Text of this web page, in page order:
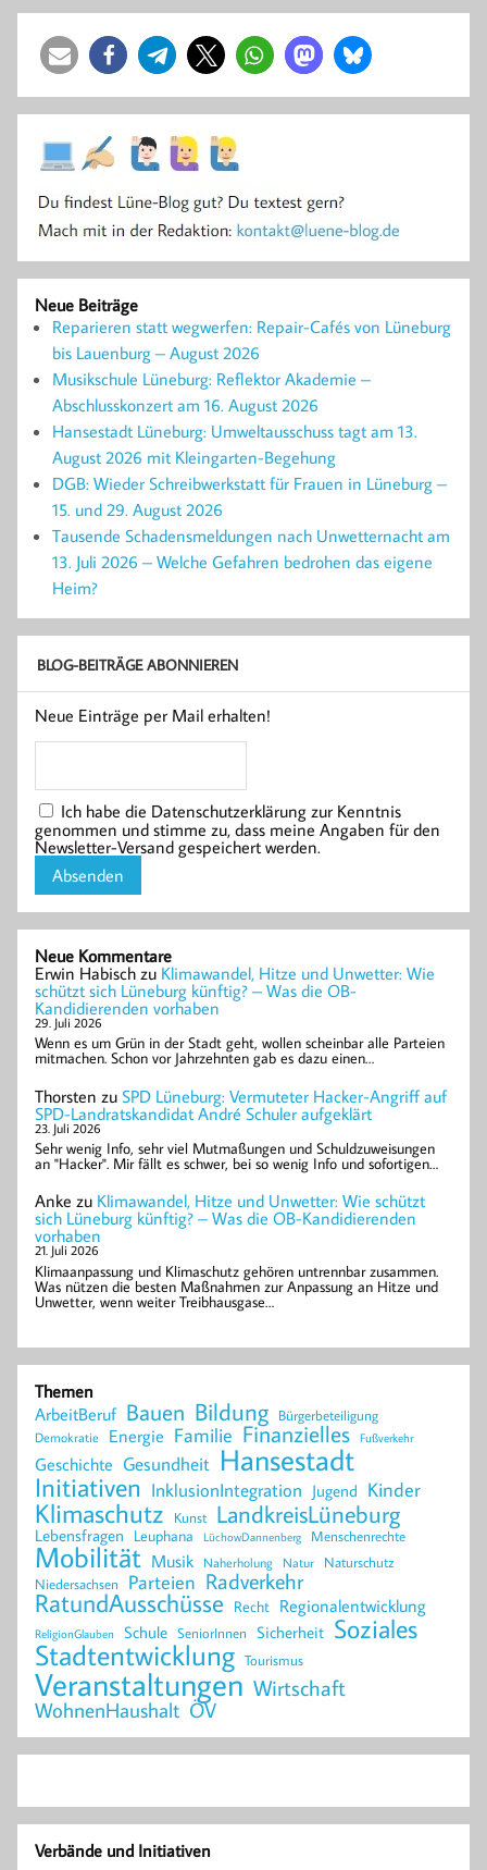
Neue Beiträge
Reparieren statt wegwerfen: Repair-Cafés von Lüneburg
bis Lauenburg – August 2026
Musikschule Lüneburg: Reflektor Akademie –
Abschlusskonzert am 16. August 2026
Hansestadt Lüneburg: Umweltausschuss tagt am 13.
August 2026 mit Kleingarten-Begehung
DGB: Wieder Schreibwerkstatt für Frauen in Lüneburg –
15. und 29. August 2026
Tausende Schadensmeldungen nach Unwetternacht am
13. Juli 2026 – Welche Gefahren bedrohen das eigene
Heim?
BLOG-BEITRÄGE ABONNIEREN
Neue Einträge per Mail erhalten!
Ich habe die Datenschutzerklärung zur Kenntnis
genommen und stimme zu, dass meine Angaben für den
Newsletter-Versand gespeichert werden.
Neue Kommentare
Erwin Habisch zu Klimawandel, Hitze und Unwetter: Wie
schützt sich Lüneburg künftig? – Was die OB-
Kandidierenden vorhaben
29. Juli 2026
Wenn es um Grün in der Stadt geht, wollen scheinbar alle Parteien
mitmachen. Schon vor Jahrzehnten gab es dazu einen…
Thorsten zu SPD Lüneburg: Vermuteter Hacker-Angriff auf
SPD-Landratskandidat André Schuler aufgeklärt
23. Juli 2026
Sehr wenig Info, sehr viel Mutmaßungen und Schuldzuweisungen
an "Hacker". Mir fällt es schwer, bei so wenig Info und sofortigen…
Anke zu Klimawandel, Hitze und Unwetter: Wie schützt
sich Lüneburg künftig? – Was die OB-Kandidierenden
vorhaben
21. Juli 2026
Klimaanpassung und Klimaschutz gehören untrennbar zusammen.
Was nützen die besten Maßnahmen zur Anpassung an Hitze und
Unwetter, wenn weiter Treibhausgase…
Themen
ArbeitBeruf Bauen Bildung Bürgerbeteiligung
Demokratie Energie Familie Finanzielles Fußverkehr
Geschichte Gesundheit Hansestadt
Initiativen InklusionIntegration Jugend Kinder
Klimaschutz Kunst LandkreisLüneburg
Lebensfragen Leuphana LüchowDannenberg Menschenrechte
Mobilität Musik Naherholung Natur Naturschutz
Niedersachsen Parteien Radverkehr
RatundAusschüsse Recht Regionalentwicklung
ReligionGlauben Schule SeniorInnen Sicherheit Soziales
Stadtentwicklung Tourismus
Veranstaltungen Wirtschaft
WohnenHaushalt ÖV
Verbände und Initiativen